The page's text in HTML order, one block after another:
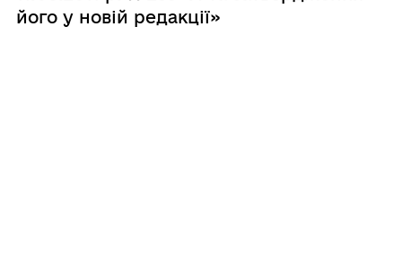
його у новій редакції»